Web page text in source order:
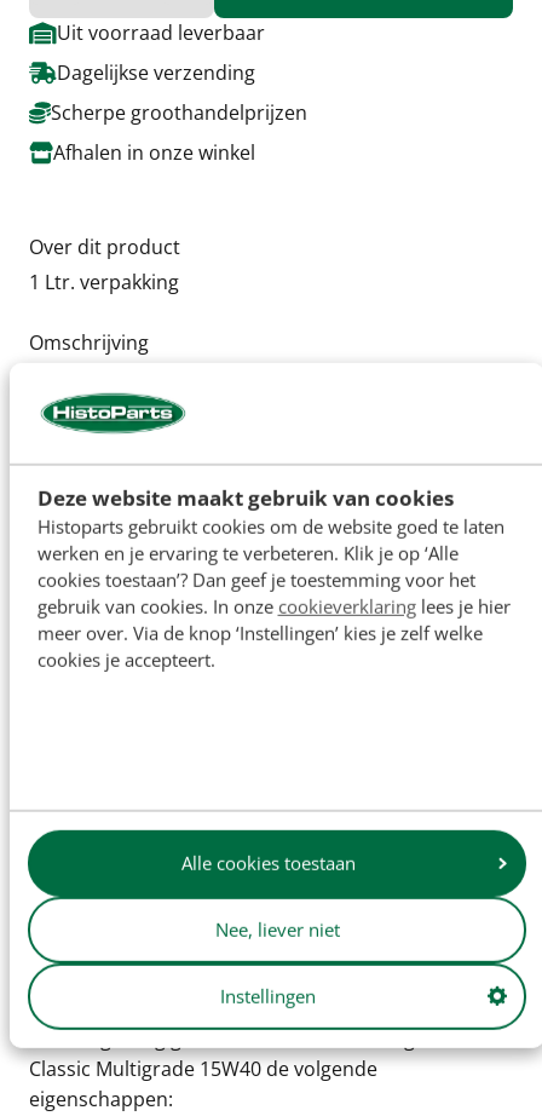
Deze website maakt gebruik van cookies
Histoparts gebruikt cookies om de website goed te laten
werken en je ervaring te verbeteren. Klik je op ‘Alle
cookies toestaan’? Dan geef je toestemming voor het
gebruik van cookies. In onze cookieverklaringlees je hier
meer over. Via de knop ‘Instellingen’ kies je zelf welke
cookies je accepteert.
Alle cookies toestaan
Nee, liever niet
Instellingen
Uit voorraad leverbaar
Dagelijkse verzending
Scherpe groothandelprijzen
Afhalen in onze winkel
Over dit product
1 Ltr. verpakking
Omschrijving
voertuigen omdat de eisen die aan moderne
motoroliën gesteld worden heel anders zijn dan in
het verleden. Steeds strenger wordende eisen op
het gebied van o.a. brandstofbesparing, beperking
van uitlaatgasemissies en langere
verversingstermijnen hebben een sterke invloed
gehad op de samenstelling en viscositeit van
moderne motorolieformulaties. Hoge concentraties
detergenten en dispersanten, gelimiteerde ZDDP
gehalten en het gebruik van veelal dunvloeibare
heeft Kroon-Oil een complete smeermiddelenlijn
Classic Oils ontwikkeld geheel afgestemd op het
gebruik in klassieke voertuigen.
Classic Multigrade 15W40 is een minerale SAE 15W40
multigrade motorolie voor klassieke benzine- en
dieselmotoren. Hoogwaardige minerale basisoliën
met zorgvuldig geselecteerde additieven geven
Classic Multigrade 15W40 de volgende
eigenschappen: